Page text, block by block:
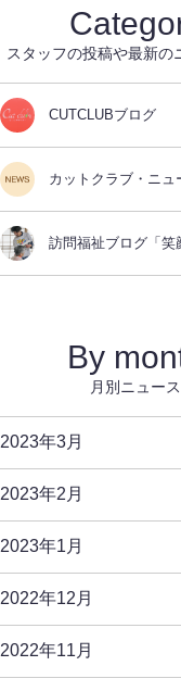
スタッフの投稿や最新の
CUTCLUBブログ
カットクラブ・ニュ
訪問福祉ブログ「笑
By
月別ニュース
2023年3月
2023年2月
2023年1月
2022年12月
2022年11月